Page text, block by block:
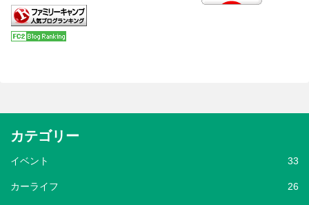
カテゴリー
イベント 33
カーライフ 26